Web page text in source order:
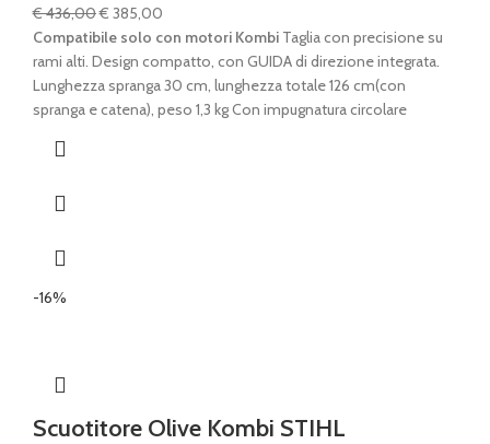
€436,00Il
prezzo
originale
era:
€ 436,00.
€ 385,00
prezzo
attuale
è:
€ 385,00.
Compatibile solo con motori Kombi Taglia con precisione su
rami alti. Design compatto, con GUIDA di direzione integrata.
Lunghezza spranga 30 cm, lunghezza totale 126 cm(con
spranga e catena), peso 1,3 kg Con impugnatura circolare
-16%
Scuotitore Olive Kombi STIHL